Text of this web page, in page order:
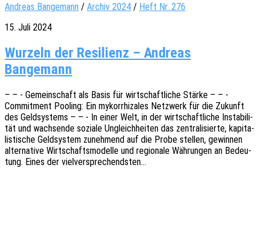
Andreas Bangemann / Archiv 2024 / Heft Nr. 276
15. Juli 2024
Wurzeln der Resilienz – Andreas
Bangemann
– – - Gemein­schaft als Basis für wirt­schaft­li­che Stärke – – -
Commit­ment Pooling: Ein mykorrhi­za­les Netz­werk für die Zukunft
des Geld­sys­tems – – - In einer Welt, in der wirt­schaft­li­che Insta­bi­li­
tät und wach­sen­de sozia­le Ungleich­hei­ten das zentra­li­sier­te, kapi­ta­
lis­ti­sche Geld­sys­tem zuneh­mend auf die Probe stel­len, gewin­nen
alter­na­ti­ve Wirt­schafts­mo­del­le und regio­na­le Währun­gen an Bedeu­
tung. Eines der vielversprechendsten…